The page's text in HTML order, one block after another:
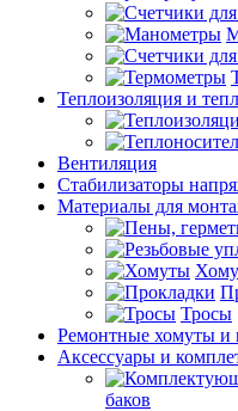
Теплоизоляция и
Вентиляция
Стабилизаторы
Материалы для
Тросы
Ремонтные хомуты и
Аксессуары и
баков